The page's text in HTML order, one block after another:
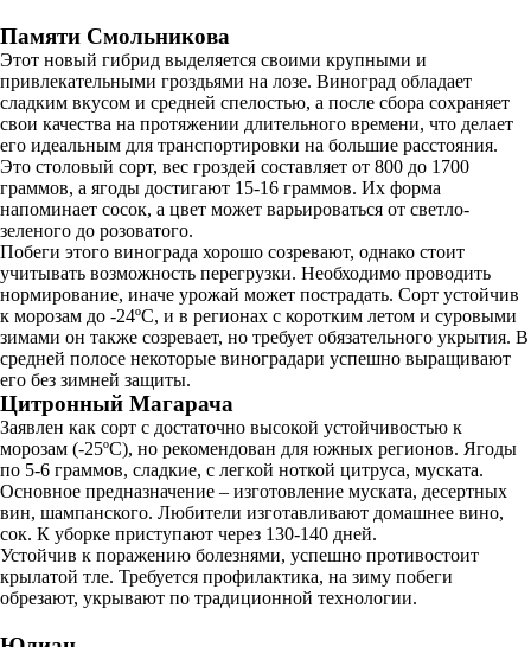
Памяти Смольникова
Этот новый гибрид выделяется своими крупными и
привлекательными гроздьями на лозе. Виноград обладает
сладким вкусом и средней спелостью, а после сбора сохраняет
свои качества на протяжении длительного времени, что делает
его идеальным для транспортировки на большие расстояния.
Это столовый сорт, вес гроздей составляет от 800 до 1700
граммов, а ягоды достигают 15-16 граммов. Их форма
напоминает сосок, а цвет может варьироваться от светло-
зеленого до розоватого.
Побеги этого винограда хорошо созревают, однако стоит
учитывать возможность перегрузки. Необходимо проводить
нормирование, иначе урожай может пострадать. Сорт устойчив
к морозам до -24ºC, и в регионах с коротким летом и суровыми
зимами он также созревает, но требует обязательного укрытия. В
средней полосе некоторые виноградари успешно выращивают
его без зимней защиты.
Цитронный Магарача
Заявлен как сорт с достаточно высокой устойчивостью к
морозам (-25ºC), но рекомендован для южных регионов. Ягоды
по 5-6 граммов, сладкие, с легкой ноткой цитруса, муската.
Основное предназначение – изготовление муската, десертных
вин, шампанского. Любители изготавливают домашнее вино,
сок. К уборке приступают через 130-140 дней.
Устойчив к поражению болезнями, успешно противостоит
крылатой тле. Требуется профилактика, на зиму побеги
обрезают, укрывают по традиционной технологии.